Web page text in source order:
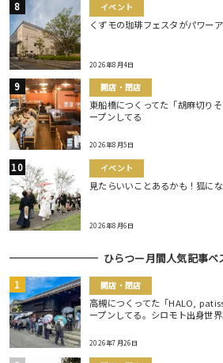
イベント
くずモの珈琲フェスタがパワー
2026年8月4日
開店・閉店
東船橋につくってた「胡麻切り
ープンしてる
2026年8月5日
イベント
見たらいいことあるかも！狐に
2026年8月6日
ひらつー月間人気記事ベ
開店・閉店
高槻につくってた「HALO,
ープンしてる。シロモト出身世
2026年7月26日